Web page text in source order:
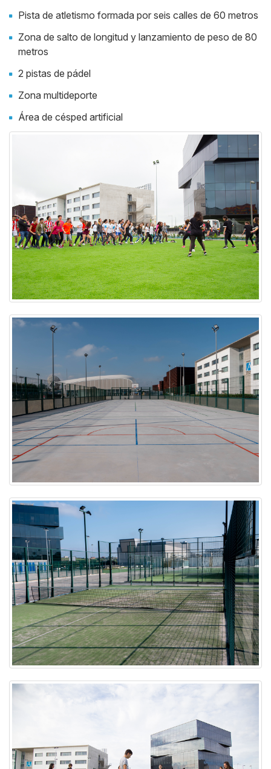
Pista de atletismo formada por seis calles de 60 metros
Zona de salto de longitud y lanzamiento de peso de 80
metros
2 pistas de pádel
Zona multideporte
Área de césped artificial